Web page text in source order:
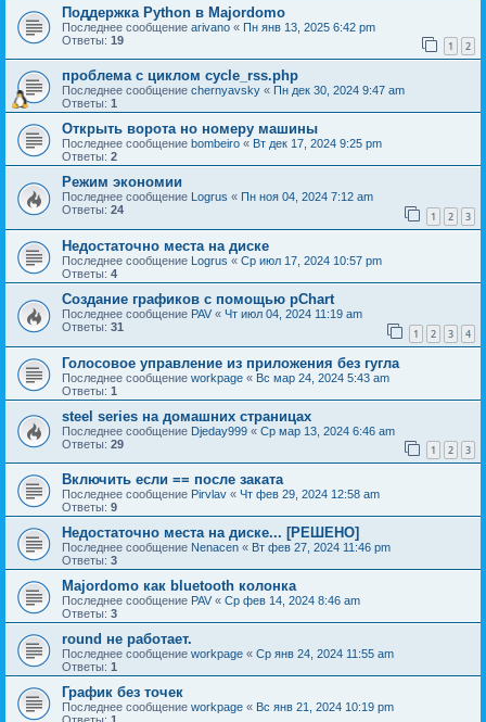
Поддержка Python в Majordomo
Последнее сообщение arivano « Пн янв 13, 2025 6:42 pm
Ответы: 19 1 2
проблема с циклом cycle_rss.php
Последнее сообщение chernyavsky « Пн дек 30, 2024 9:47 am
Ответы: 1
Открыть ворота но номеру машины
Последнее сообщение bombeiro « Вт дек 17, 2024 9:25 pm
Ответы: 2
Режим экономии
Последнее сообщение Logrus « Пн ноя 04, 2024 7:12 am
Ответы: 24 1 2 3
Недостаточно места на диске
Последнее сообщение Logrus « Ср июл 17, 2024 10:57 pm
Ответы: 4
Создание графиков с помощью pChart
Последнее сообщение PAV « Чт июл 04, 2024 11:19 am
Ответы: 31 1 2 3 4
Голосовое управление из приложения без гугла
Последнее сообщение workpage « Вс мар 24, 2024 5:43 am
Ответы: 1
steel series на домашних страницах
Последнее сообщение Djeday999 « Ср мар 13, 2024 6:46 am
Ответы: 29 1 2 3
Включить если == после заката
Последнее сообщение Pirvlav « Чт фев 29, 2024 12:58 am
Ответы: 9
Недостаточно места на диске... [РЕШЕНО]
Последнее сообщение Nenacen « Вт фев 27, 2024 11:46 pm
Ответы: 3
Majordomo как bluetooth колонка
Последнее сообщение PAV « Ср фев 14, 2024 8:46 am
Ответы: 3
round не работает.
Последнее сообщение workpage « Ср янв 24, 2024 11:55 am
Ответы: 1
График без точек
Последнее сообщение workpage « Вс янв 21, 2024 10:19 pm